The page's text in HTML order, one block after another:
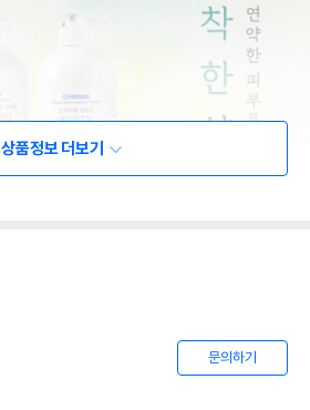
상품정보 더보기
문의하기